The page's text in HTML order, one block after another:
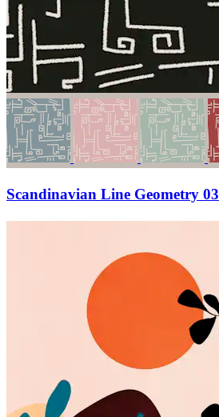
Scandinavian Line Geometry 03